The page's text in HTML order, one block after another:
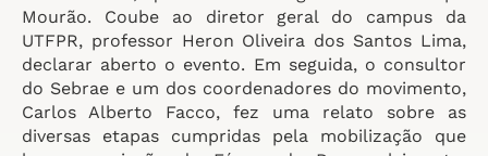
Mourão. Coube ao diretor geral do campus da
UTFPR, professor Heron Oliveira dos Santos Lima,
declarar aberto o evento. Em seguida, o consultor
do Sebrae e um dos coordenadores do movimento,
Carlos Alberto Facco, fez uma relato sobre as
diversas etapas cumpridas pela mobilização que